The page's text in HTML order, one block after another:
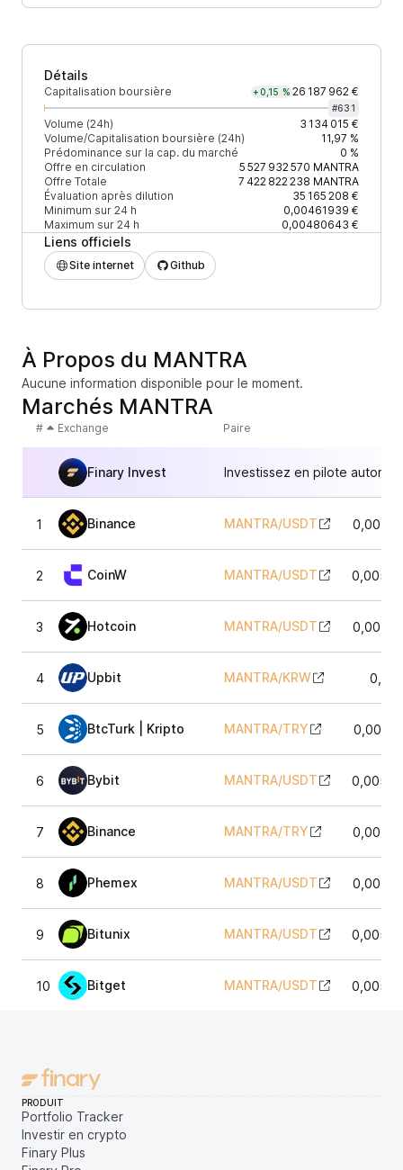
Détails
Capitalisation boursière +0,15 % 26 187 962 €
#631
Volume (24h)
3 134 015 €
Volume/Capitalisation boursière (24h)
11,97 %
Prédominance sur la cap. du marché
0 %
Offre en circulation
5 527 932 570 MANTRA
Offre Totale
7 422 822 238 MANTRA
Évaluation après dilution
35 165 208 €
Minimum sur 24 h
0,00461939 €
Maximum sur 24 h
0,00480643 €
Liens officiels
Site internet Github
À Propos du MANTRA
Aucune information disponible pour le moment.
Marchés MANTRA
# Exchange Paire
Finary Invest Investissez en pilote
1 Binance MANTRA/USDT
2 CoinW MANTRA/USDT
3 Hotcoin MANTRA/USDT
4 Upbit MANTRA/KRW
5 BtcTurk | Kripto MANTRA/TRY
6 Bybit MANTRA/USDT
7 Binance MANTRA/TRY
8 Phemex MANTRA/USDT
9 Bitunix MANTRA/USDT
10 Bitget MANTRA/USDT
PRODUIT
Portfolio Tracker
Investir en crypto
Finary Plus